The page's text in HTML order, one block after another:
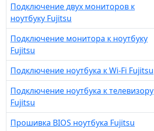
Подключение двух мониторов к
ноутбуку Fujitsu
Подключение монитора к ноутбуку
Fujitsu
Подключение ноутбука к Wi-Fi Fujitsu
Подключение ноутбука к телевизору
Fujitsu
Прошивка BIOS ноутбука Fujitsu